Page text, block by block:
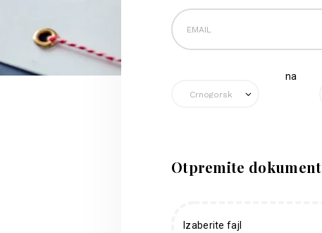
na
Otpremite dokument
Izaberite fajl